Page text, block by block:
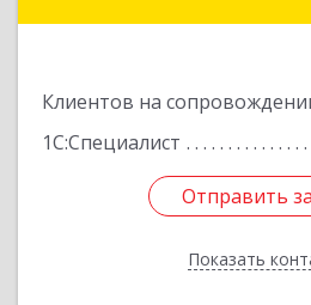
Клиентов на
1С:Специалист
Отправить
Показать
Отправить
Назад